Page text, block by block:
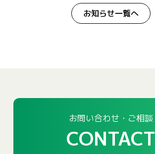
お知らせ一覧へ
お問い合わせ・ご相談
CONTACT